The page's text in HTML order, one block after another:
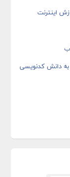
اینترنت
دانش کدنویسی